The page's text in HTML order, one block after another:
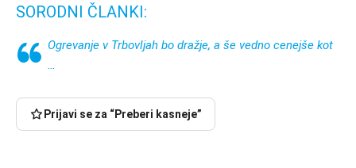
SORODNI ČLANKI:
Ogrevanje v Trbovljah bo dražje, a še vedno cenejše kot
…
Prijavi se za “Preberi kasneje”